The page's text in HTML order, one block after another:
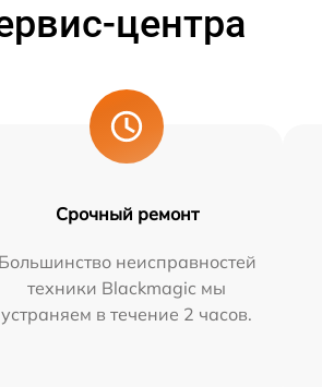
центра
Срочный ремонт
Большинство неисправностей
техники Blackmagic мы
устраняем в течение 2 часов.